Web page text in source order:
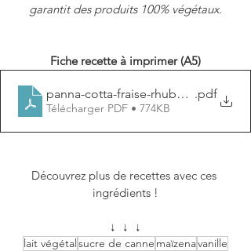
garantit des produits 100% végétaux.
Fiche recette à imprimer (A5)
panna-cotta-fraise-rhubarbe.pdf
Télécharger PDF • 774KB
Découvrez plus de recettes avec ces
ingrédients !
↓  ↓  ↓
lait végétalsucre de canne maïzenavanille